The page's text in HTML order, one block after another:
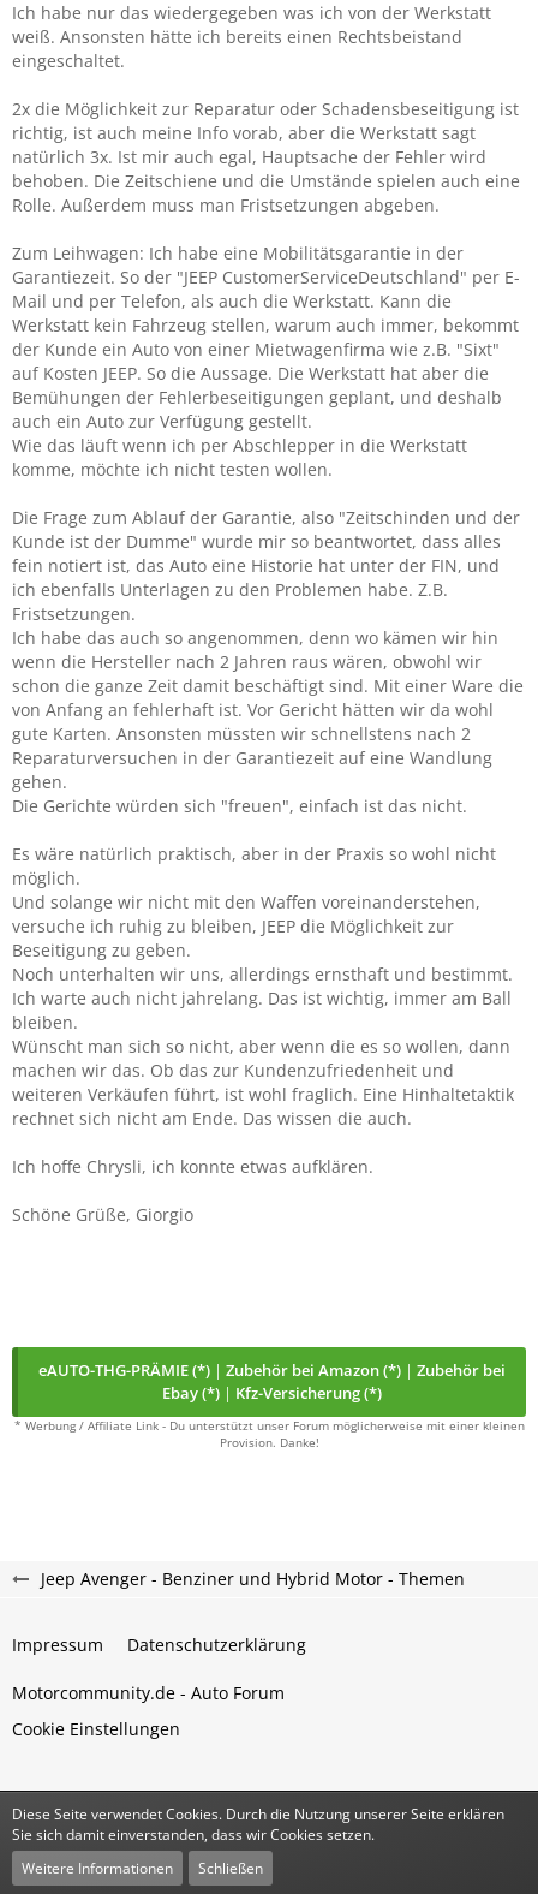
Ich habe nur das wiedergegeben was ich von der Werkstatt
weiß. Ansonsten hätte ich bereits einen Rechtsbeistand
eingeschaltet.
2x die Möglichkeit zur Reparatur oder Schadensbeseitigung ist
richtig, ist auch meine Info vorab, aber die Werkstatt sagt
natürlich 3x. Ist mir auch egal, Hauptsache der Fehler wird
behoben. Die Zeitschiene und die Umstände spielen auch eine
Rolle. Außerdem muss man Fristsetzungen abgeben.
Zum Leihwagen: Ich habe eine Mobilitätsgarantie in der
Garantiezeit. So der "JEEP CustomerServiceDeutschland" per E-
Mail und per Telefon, als auch die Werkstatt. Kann die
Werkstatt kein Fahrzeug stellen, warum auch immer, bekommt
der Kunde ein Auto von einer Mietwagenfirma wie z.B. "Sixt"
auf Kosten JEEP. So die Aussage. Die Werkstatt hat aber die
Bemühungen der Fehlerbeseitigungen geplant, und deshalb
auch ein Auto zur Verfügung gestellt.
Wie das läuft wenn ich per Abschlepper in die Werkstatt
komme, möchte ich nicht testen wollen.
Die Frage zum Ablauf der Garantie, also "Zeitschinden und der
Kunde ist der Dumme" wurde mir so beantwortet, dass alles
fein notiert ist, das Auto eine Historie hat unter der FIN, und
ich ebenfalls Unterlagen zu den Problemen habe. Z.B.
Fristsetzungen.
Ich habe das auch so angenommen, denn wo kämen wir hin
wenn die Hersteller nach 2 Jahren raus wären, obwohl wir
schon die ganze Zeit damit beschäftigt sind. Mit einer Ware die
von Anfang an fehlerhaft ist. Vor Gericht hätten wir da wohl
gute Karten. Ansonsten müssten wir schnellstens nach 2
Reparaturversuchen in der Garantiezeit auf eine Wandlung
gehen.
Die Gerichte würden sich "freuen", einfach ist das nicht.
Es wäre natürlich praktisch, aber in der Praxis so wohl nicht
möglich.
Und solange wir nicht mit den Waffen voreinanderstehen,
versuche ich ruhig zu bleiben, JEEP die Möglichkeit zur
Beseitigung zu geben.
Noch unterhalten wir uns, allerdings ernsthaft und bestimmt.
Ich warte auch nicht jahrelang. Das ist wichtig, immer am Ball
bleiben.
Wünscht man sich so nicht, aber wenn die es so wollen, dann
machen wir das. Ob das zur Kundenzufriedenheit und
weiteren Verkäufen führt, ist wohl fraglich. Eine Hinhaltetaktik
rechnet sich nicht am Ende. Das wissen die auch.
Ich hoffe Chrysli, ich konnte etwas aufklären.
Schöne Grüße, Giorgio
eAUTO-THG-PRÄMIE (*) | Zubehör bei Amazon (*) | Zubehör bei
Ebay (*) | Kfz-Versicherung (*)
* Werbung / Affiliate Link - Du unterstützt unser Forum möglicherweise mit einer kleinen
Provision. Danke!
Jeep Avenger - Benziner und Hybrid Motor - Themen
Impressum Datenschutzerklärung
Motorcommunity.de - Auto Forum
Cookie Einstellungen
Community-Software:WoltLab Suite™
Stil:Classicvon
Diese Seite verwendet Cookies. Durch die Nutzung unserer Seite erklären
Sie sich damit einverstanden, dass wir Cookies setzen.
Weitere Informationen
Schließen